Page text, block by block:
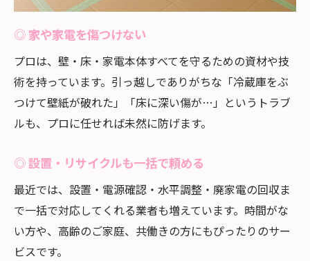
◎ 家や家電を傷つけない
プロは、壁・床・家電本体すべてを守るための資材や技
術を持っています。引っ越しでありがちな「冷蔵庫をぶ
つけて壁紙が破れた」「床に深い傷が…」というトラブ
ルも、プロに任せれば未然に防げます。
◎ 設置・リサイクルも一括で頼める
最近では、設置・電源確認・水平調整・廃家電の回収ま
で一括で対応してくれる業者も増えています。時間がな
い方や、高齢のご家庭、共働きの方にもぴったりのサー
ビスです。